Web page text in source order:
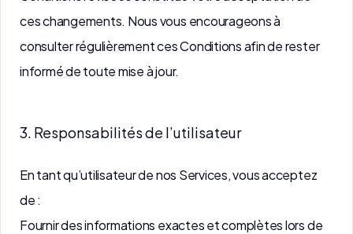
ces changements. Nous vous encourageons à
consulter régulièrement ces Conditions afin de rester
informé de toute mise à jour.
3. Responsabilités de l’utilisateur
En tant qu’utilisateur de nos Services, vous acceptez
de :
Fournir des informations exactes et complètes lors de